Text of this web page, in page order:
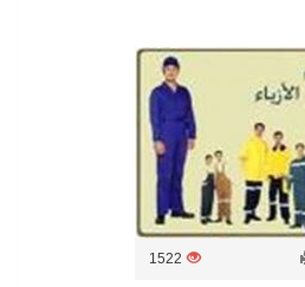
الجييش الكويتي
1522